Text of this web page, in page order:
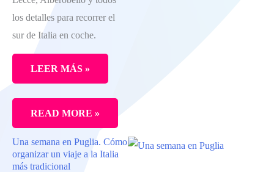
los detalles para recorrer el
sur de Italia en coche.
LEER MÁS »
RUTA
POR
PUGLIA
EN
READ MORE »
Una semana en Puglia. Cómo
organizar un viaje a la Italia
más tradicional